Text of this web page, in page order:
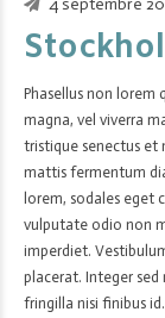
4 septembre
Phasellus non lorem
magna, vel viverra
tristique senectus et
mattis fermentum
lorem, sodales eget
vulputate odio non
imperdiet.
placerat. Integer
fringilla nisi finibus